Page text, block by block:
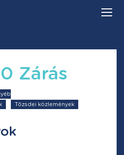
Zárás
Tőzsdei közlemények